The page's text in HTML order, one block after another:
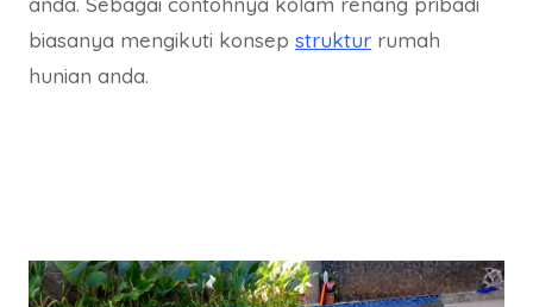
biasanya mengikuti konsep struktur rumah
hunian anda.